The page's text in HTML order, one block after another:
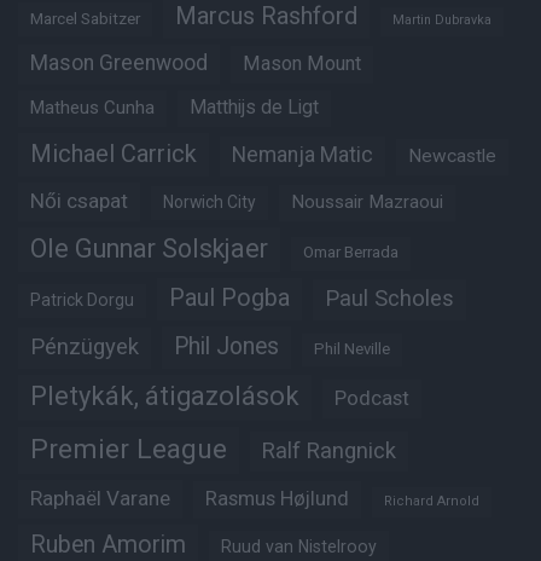
Marcel Sabitzer Marcus Rashford Martin Dubravka
Mason Greenwood Mason Mount
Matheus Cunha Matthijs de Ligt
Michael Carrick Nemanja Matic Newcastle
Női csapat Norwich City Noussair Mazraoui
Ole Gunnar Solskjaer Omar Berrada
Patrick Dorgu Paul Pogba Paul Scholes
Pénzügyek Phil Jones Phil Neville
Pletykák, átigazolások Podcast
Premier League Ralf Rangnick
Raphaël Varane Rasmus Højlund Richard Arnold
Ruben Amorim Ruud van Nistelrooy